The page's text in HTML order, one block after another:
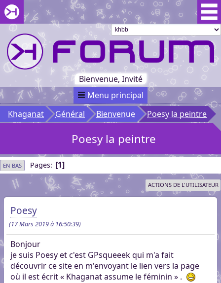
Aller au menu du forum
Aller au contenu du forum
Aller à la recherche dans le forum
Passer le
menu
Khaganat
Retour
au début
du menu
Khaganat
Bienvenue, Invité
Menu principal
Khaganat
Général Bienvenue Poesy la peintre
Poesy la peintre
EN BAS Pages 1
ACTIONS DE L'UTILISATEUR
Poesy
(17 Mars 2019 à 16:50:39)
Bonjour
je suis Poesy et c'est GPsqueeek qui m'a fait
découvrir ce site en m'envoyant le lien vers la page
où il est écrit « Khaganat assume le féminin » .